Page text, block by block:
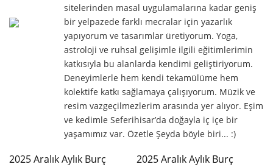
sitelerinden masal uygulamalarına kadar geniş
bir yelpazede farklı mecralar için yazarlık
yapıyorum ve tasarımlar üretiyorum. Yoga,
astroloji ve ruhsal gelişimle ilgili eğitimlerimin
katkısıyla bu alanlarda kendimi geliştiriyorum.
Deneyimlerle hem kendi tekamülüme hem
kolektife katkı sağlamaya çalışıyorum. Müzik ve
resim vazgeçilmezlerim arasında yer alıyor. Eşim
ve kedimle Seferihisar’da doğayla iç içe bir
yaşamımız var. Özetle Şeyda böyle biri... :)
2025 Aralık Aylık Burç
2025 Aralık Aylık Burç